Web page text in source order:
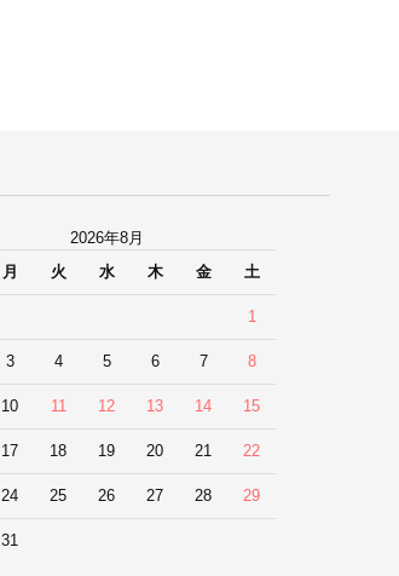
2026年8月
月 火 水 木 金 土
1
3 4 5 6 7 8
10 11 12 13 14 15
17 18 19 20 21 22
24 25 26 27 28 29
31